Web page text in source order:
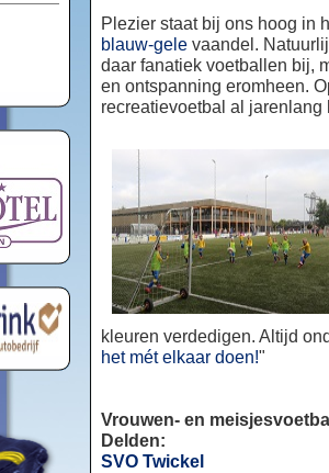
Plezier staat bij ons hoog in
blauw-gele vaandel.
daar fanatiek voetballen bij,
en ontspanning eromheen.
recreatievoetbal al jarenlang
kleuren verdedigen. Altijd
het mét elkaar doen!"
Vrouwen- en
Delden:
SVO Twickel